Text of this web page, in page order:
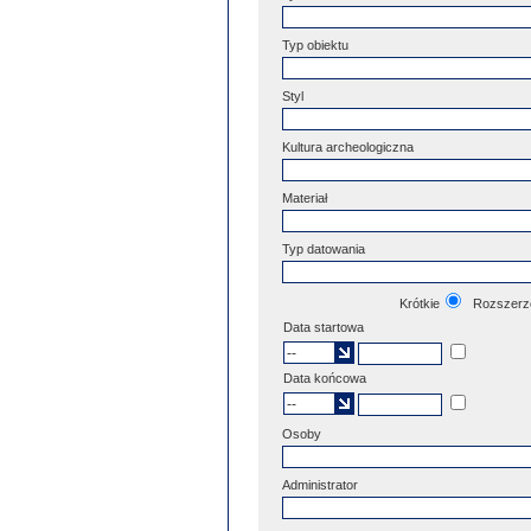
Typ obiektu
Styl
Kultura archeologiczna
Materiał
Typ datowania
Krótkie
Data startowa
Data końcowa
Osoby
Administrator